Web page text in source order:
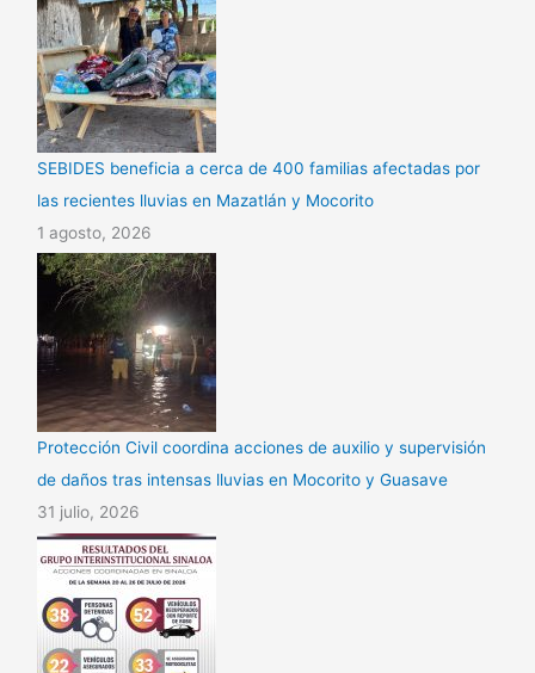
SEBIDES beneficia a cerca de 400 familias afectadas por
las recientes lluvias en Mazatlán y Mocorito
1 agosto, 2026
Protección Civil coordina acciones de auxilio y supervisión
de daños tras intensas lluvias en Mocorito y Guasave
31 julio, 2026